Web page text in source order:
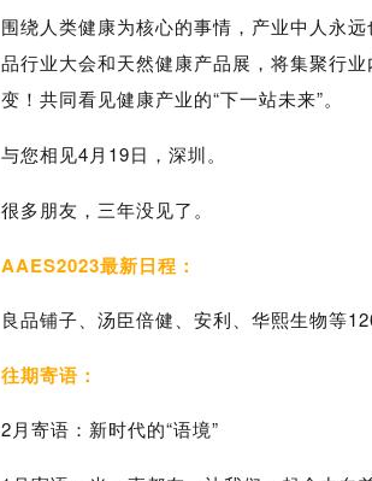
围绕人类健康为核心的事情，产业中人永
品行业大会和天然健康产品展 ， 将集聚行业
变！共同看见健康产业的“下一站未来”。
与您相见4月19日，深圳。
很多朋友，三年没见了。
AAES2023最新日程：
良品铺子、汤臣倍健、安利、华熙生物等
往期寄语：
2月寄语：新时代的“语境”